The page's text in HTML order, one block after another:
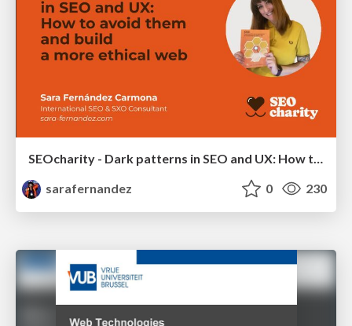
SEOcharity - Dark patterns in SEO and UX: How to avoid them and build a more ethical web
sarafernandez
0 230